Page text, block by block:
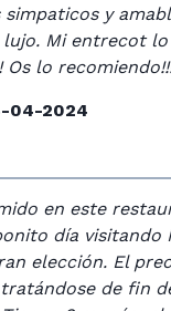
y
lujo. Mi entrecot lo
lo
04-2024
en este
día visitando
elección. El
de fin